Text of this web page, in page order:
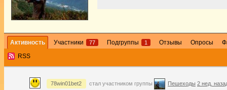
Активность Участники 77 Подгруппы 1 Отзывы Опросы
RSS
78win01bet2 стал участником группы Пешеходы 2 нед.